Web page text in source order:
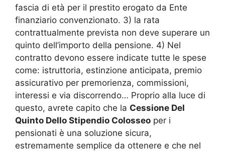
fascia di età per il prestito erogato da Ente
finanziario convenzionato. 3) la rata
contrattualmente prevista non deve superare un
quinto dell’importo della pensione. 4) Nel
contratto devono essere indicate tutte le spese
come: istruttoria, estinzione anticipata, premio
assicurativo per premorienza, commissioni,
interessi e via discorrendo… Proprio alla luce di
questo, avrete capito che la Cessione Del
Quinto Dello Stipendio Colosseo per i
pensionati è una soluzione sicura,
estremamente semplice da ottenere e che nel